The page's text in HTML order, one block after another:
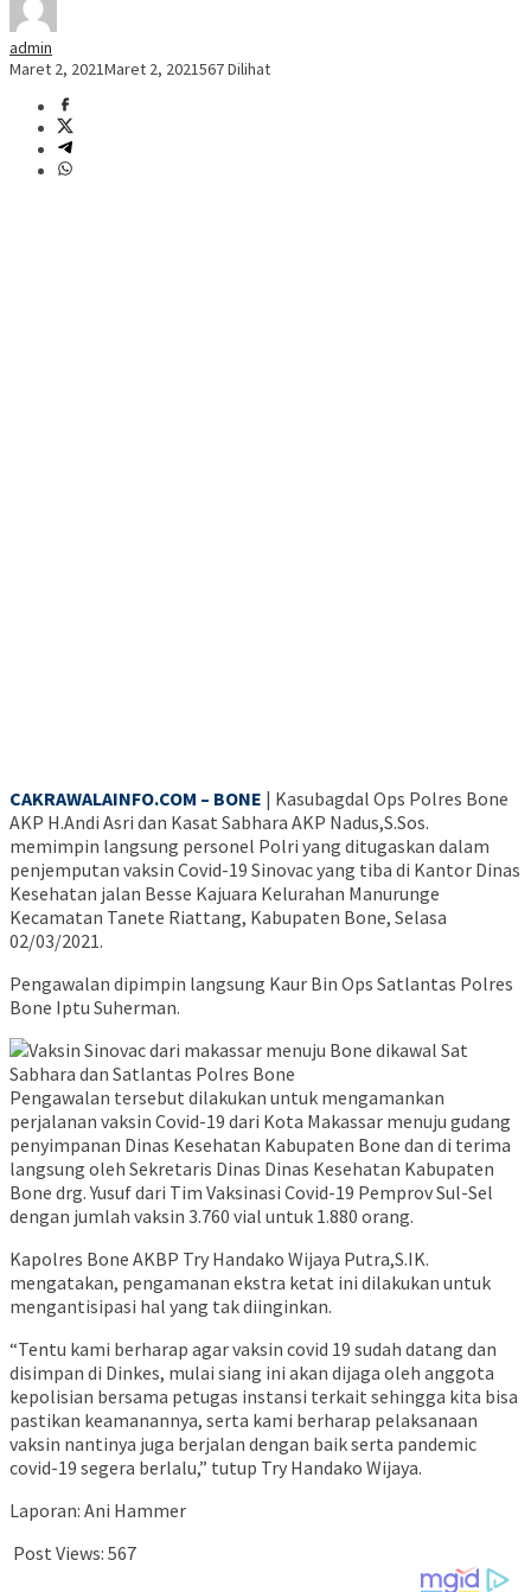
admin
Maret 2, 2021Maret 2, 2021567 Dilihat
CAKRAWALAINFO.COM – BONE | Kasubagdal Ops Polres Bone
AKP H.Andi Asri dan Kasat Sabhara AKP Nadus,S.Sos.
memimpin langsung personel Polri yang ditugaskan dalam
penjemputan vaksin Covid-19 Sinovac yang tiba di Kantor Dinas
Kesehatan jalan Besse Kajuara Kelurahan Manurunge
Kecamatan Tanete Riattang, Kabupaten Bone, Selasa
02/03/2021.
Pengawalan dipimpin langsung Kaur Bin Ops Satlantas Polres
Bone Iptu Suherman.
Pengawalan tersebut dilakukan untuk mengamankan
perjalanan vaksin Covid-19 dari Kota Makassar menuju gudang
penyimpanan Dinas Kesehatan Kabupaten Bone dan di terima
langsung oleh Sekretaris Dinas Dinas Kesehatan Kabupaten
Bone drg. Yusuf dari Tim Vaksinasi Covid-19 Pemprov Sul-Sel
dengan jumlah vaksin 3.760 vial untuk 1.880 orang.
Kapolres Bone AKBP Try Handako Wijaya Putra,S.IK.
mengatakan, pengamanan ekstra ketat ini dilakukan untuk
mengantisipasi hal yang tak diinginkan.
“Tentu kami berharap agar vaksin covid 19 sudah datang dan
disimpan di Dinkes, mulai siang ini akan dijaga oleh anggota
kepolisian bersama petugas instansi terkait sehingga kita bisa
pastikan keamanannya, serta kami berharap pelaksanaan
vaksin nantinya juga berjalan dengan baik serta pandemic
covid-19 segera berlalu,” tutup Try Handako Wijaya.
Laporan: Ani Hammer
Post Views: 567